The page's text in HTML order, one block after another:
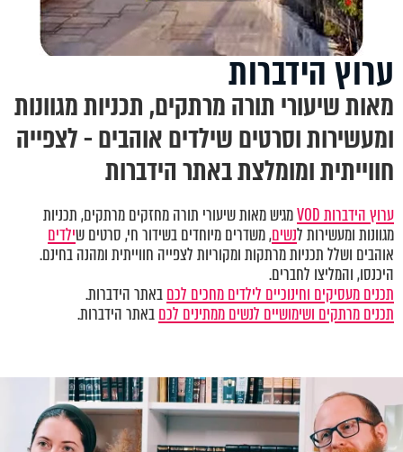
ערוץ הידברות
מאות שיעורי תורה מרתקים, תכניות מגוונות
ומעשירות וסרטים שילדים אוהבים - לצפייה
חווייתית ומומלצת באתר הידברות
ערוץ הידברות VOD
מגיש מאות שיעורי תורה מחזקים מרתקים, תכניות
מגוונות ומעשירות לנשים, משדרים מיוחדים בשידור חי, סרטים שילדים
אוהבים ושלל תכניות מרתקות ומקוריות לצפייה חווייתית ומהנה בחינם.
היכנסו, והמליצו לחברים.
תכנים מעסיקים וחינוכיים לילדים מחכים לכםבאתר הידברות.
תכנים מרתקים ושימושיים לנשים ממתינים לכםבאתר הידברות.